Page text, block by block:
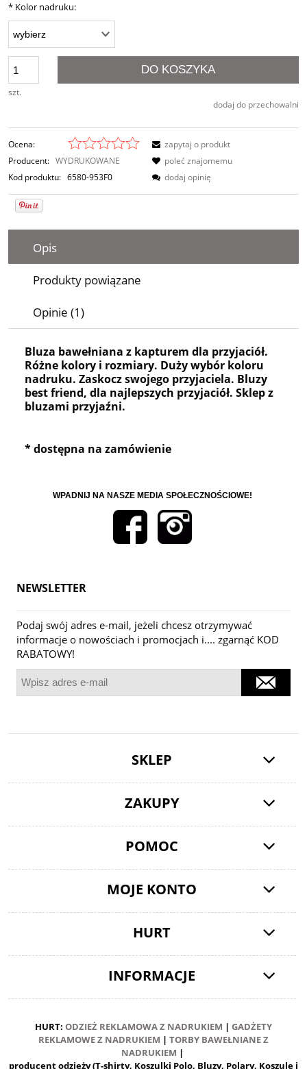
* Kolor nadruku:
szt.
DO KOSZYKA
dodaj do przechowalni
Ocena:
Producent: WYDRUKOWANE
Kod produktu: 6580-953F0
zapytaj o produkt
poleć znajomemu
dodaj opinię
Opis
Produkty powiązane
Opinie (1)
Bluza bawełniana z kapturem dla przyjaciół.
Różne kolory i rozmiary. Duży wybór koloru
nadruku. Zaskocz swojego przyjaciela. Bluzy
best friend, dla najlepszych przyjaciół. Sklep z
bluzami przyjaźni.
* dostępna na zamówienie
WPADNIJ NA NASZE MEDIA SPOŁECZNOŚCIOWE!
NEWSLETTER
Podaj swój adres e-mail, jeżeli chcesz otrzymywać
informacje o nowościach i promocjach i.... zgarnąć KOD
RABATOWY!
SKLEP
ZAKUPY
POMOC
MOJE KONTO
HURT
INFORMACJE
HURT: ODZIEŻ REKLAMOWA Z NADRUKIEM | GADŻETY
REKLAMOWE Z NADRUKIEM | TORBY BAWEŁNIANE Z
NADRUKIEM |
producent odzieży (T-shirty, Koszulki Polo, Bluzy, Polary, Koszule i